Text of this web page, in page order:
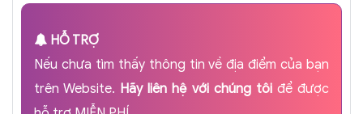
HỖ TRỢ
Nếu chưa tìm thấy thông tin về địa điểm của bạn
trên Website. Hãy liên hệ với chúng tôiđể được